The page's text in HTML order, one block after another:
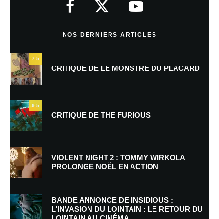
Nom*
E-mail *
Enregistrer mon nom, mon e-mail et mon site dans le navigateur pour
NOS DERNIERS ARTICLES
7.5
CRITIQUE DE LE MONSTRE DU PLACARD
9.5
CRITIQUE DE THE FURIOUS
VIOLENT NIGHT 2 : TOMMY WIRKOLA
PROLONGE NOËL EN ACTION
BANDE ANNONCE DE INSIDIOUS :
L’INVASION DU LOINTAIN : LE RETOUR DU